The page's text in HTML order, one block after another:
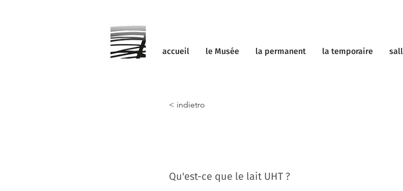
accueil le Musée la permanent la temporaire
< indietro
Qu'est-ce que le lait UHT ?